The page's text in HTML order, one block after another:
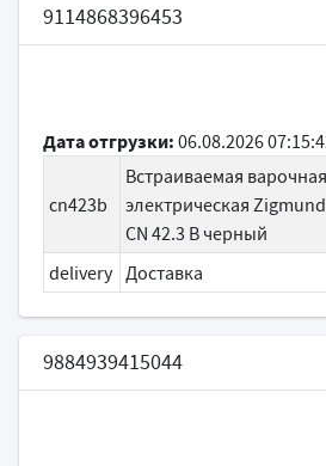
9114868396453
Дата отгрузки: 06.08.2026
cn423b
Встраиваемая
электрическая
CN 42.3 B черный
delivery Доставка
9884939415044